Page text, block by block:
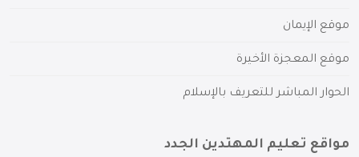
موقع الإيمان
موقع المعجزة الأخيرة
الحوار المباشر للتعريف بالإسلام
مواقع تعليم المهتدين الجدد